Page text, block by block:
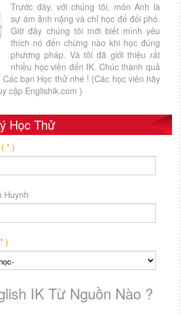
Trước đây, với chúng tôi, môn Anh là
sự ám ảnh nặng và chỉ học để đối phó.
Giờ đây chúng tôi mới biết mình yêu
thích nó đến chừng nào khi học đúng
phương pháp. Và tôi đã giới thiệu rất
nhiều học viên đến IK. Chúc thành quả
bạn Học thử nhé ! (Các học viên hãy
cập Englishik.com )
Học Thử
( * )
Huynh
)
IK Từ Nguồn Nào ?